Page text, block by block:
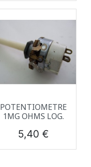
POTENTIOMETRE
1MG OHMS LOG.
Prix
5,40 €